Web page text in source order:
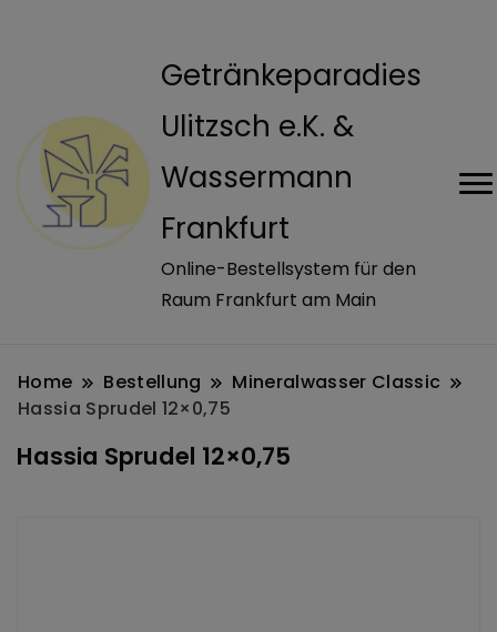
Getränkeparadies
Ulitzsch e.K. &
Wassermann
Frankfurt
Online-Bestellsystem für den
Raum Frankfurt am Main
Home Bestellung
Mineralwasser Classic
Hassia Sprudel 12×0,75
Hassia Sprudel 12×0,75